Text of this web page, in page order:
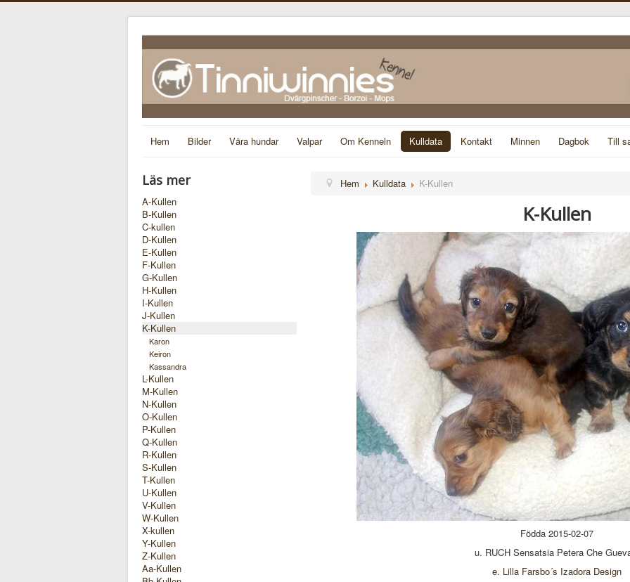
Hem Bilder Våra hundar Valpar Om Kenneln Kulldata Kontakt Minnen Dagbok Till
Läs mer
A-Kullen
B-Kullen
C-kullen
D-Kullen
E-Kullen
F-Kullen
G-Kullen
H-Kullen
I-Kullen
J-Kullen
K-Kullen
Karon
Keiron
Kassandra
L-Kullen
M-Kullen
N-Kullen
O-Kullen
P-Kullen
Q-Kullen
R-Kullen
S-Kullen
T-Kullen
U-Kullen
V-Kullen
W-Kullen
X-kullen
Y-Kullen
Z-Kullen
Aa-Kullen
Hem Kulldata K-Kullen
K-Kullen
Födda 2015-02-07
u. RUCH Sensatsia Petera Che
e. Lilla Farsbo´s Izadora Design